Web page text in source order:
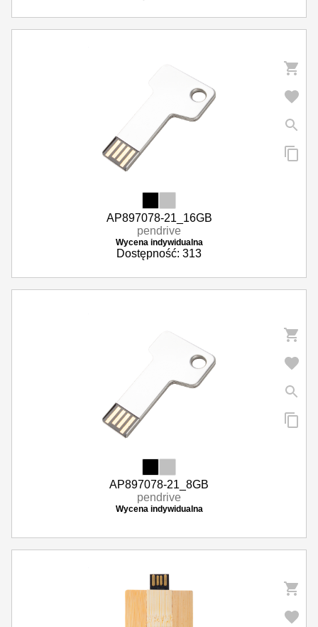
AP897078-21_16GB
pendrive
Wycena indywidualna
Dostępność: 313
AP897078-21_8GB
pendrive
Wycena indywidualna